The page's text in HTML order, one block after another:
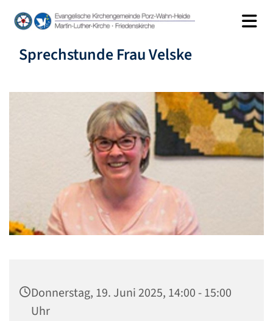
Sprechstunde Frau Velske
Donnerstag, 19. Juni 2025, 14:00 - 15:00
Uhr